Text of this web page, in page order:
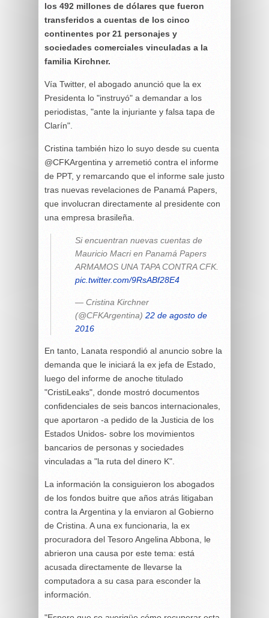
los 492 millones de dólares que fueron
transferidos a cuentas de los cinco
continentes por 21 personajes y
sociedades comerciales vinculadas a la
familia Kirchner.
Vía Twitter, el abogado anunció que la ex
Presidenta lo "instruyó" a demandar a los
periodistas, "ante la injuriante y falsa tapa de
Clarín".
Cristina también hizo lo suyo desde su cuenta
@CFKArgentina y arremetió contra el informe
de PPT, y remarcando que el informe sale justo
tras nuevas revelaciones de Panamá Papers,
que involucran directamente al presidente con
una empresa brasileña.
Si encuentran nuevas cuentas de
Mauricio Macri en Panamá Papers
ARMAMOS UNA TAPA CONTRA CFK.
pic.twitter.com/9RsABf28E4
— Cristina Kirchner
(@CFKArgentina) 22 de agosto de
2016
En tanto, Lanata respondió al anuncio sobre la
demanda que le iniciará la ex jefa de Estado,
luego del informe de anoche titulado
"CristiLeaks", donde mostró documentos
confidenciales de seis bancos internacionales,
que aportaron -a pedido de la Justicia de los
Estados Unidos- sobre los movimientos
bancarios de personas y sociedades
vinculadas a "la ruta del dinero K".
La información la consiguieron los abogados
de los fondos buitre que años atrás litigaban
contra la Argentina y la enviaron al Gobierno
de Cristina. A una ex funcionaria, la ex
procuradora del Tesoro Angelina Abbona, le
abrieron una causa por este tema: está
acusada directamente de llevarse la
computadora a su casa para esconder la
información.